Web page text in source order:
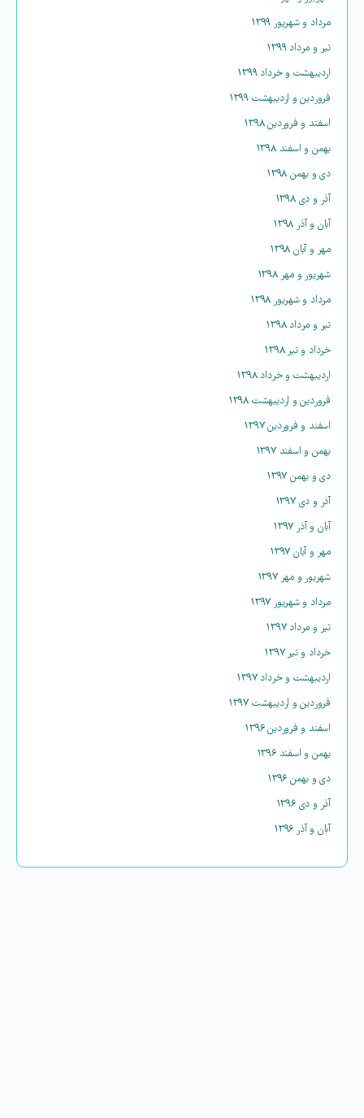
مرداد و شهریور ۱۳۹۹
تیر و مرداد ۱۳۹۹
اردیبهشت و خرداد ۱۳۹۹
فروردین و اردیبهشت ۱۳۹۹
اسفند و فروردین ۱۳۹۸
بهمن و اسفند ۱۳۹۸
دی و بهمن ۱۳۹۸
آذر و دی ۱۳۹۸
آبان و آذر ۱۳۹۸
مهر و آبان ۱۳۹۸
شهریور و مهر ۱۳۹۸
مرداد و شهریور ۱۳۹۸
تیر و مرداد ۱۳۹۸
خرداد و تیر ۱۳۹۸
اردیبهشت و خرداد ۱۳۹۸
فروردین و اردیبهشت ۱۳۹۸
اسفند و فروردین ۱۳۹۷
بهمن و اسفند ۱۳۹۷
دی و بهمن ۱۳۹۷
آذر و دی ۱۳۹۷
آبان و آذر ۱۳۹۷
مهر و آبان ۱۳۹۷
شهریور و مهر ۱۳۹۷
مرداد و شهریور ۱۳۹۷
تیر و مرداد ۱۳۹۷
خرداد و تیر ۱۳۹۷
اردیبهشت و خرداد ۱۳۹۷
فروردین و اردیبهشت ۱۳۹۷
اسفند و فروردین ۱۳۹۶
بهمن و اسفند ۱۳۹۶
دی و بهمن ۱۳۹۶
آذر و دی ۱۳۹۶
آبان و آذر ۱۳۹۶